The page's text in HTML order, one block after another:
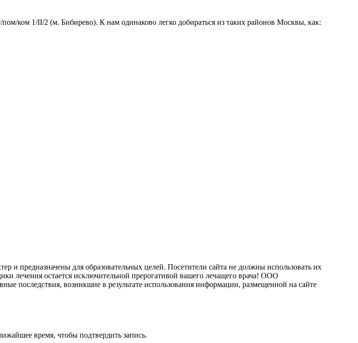
ком 1/II/2 (м. Бибирево). К нам одинаково легко добираться из таких районов Москвы, как:
и предназначены для образовательных целей. Посетители сайта не должны использовать их
лечения остается исключительной прерогативой вашего лечащего врача! ООО
возникшие в результате использования информации, размещенной на сайте
время, чтобы подтвердить запись.